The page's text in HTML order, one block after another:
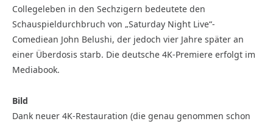
Collegeleben in den Sechzigern bedeutete den
Schauspieldurchbruch von „Saturday Night Live“-
Comediean John Belushi, der jedoch vier Jahre später an
einer Überdosis starb. Die deutsche 4K-Premiere erfolgt im
Mediabook.
Bild
Dank neuer 4K-Restauration (die genau genommen schon